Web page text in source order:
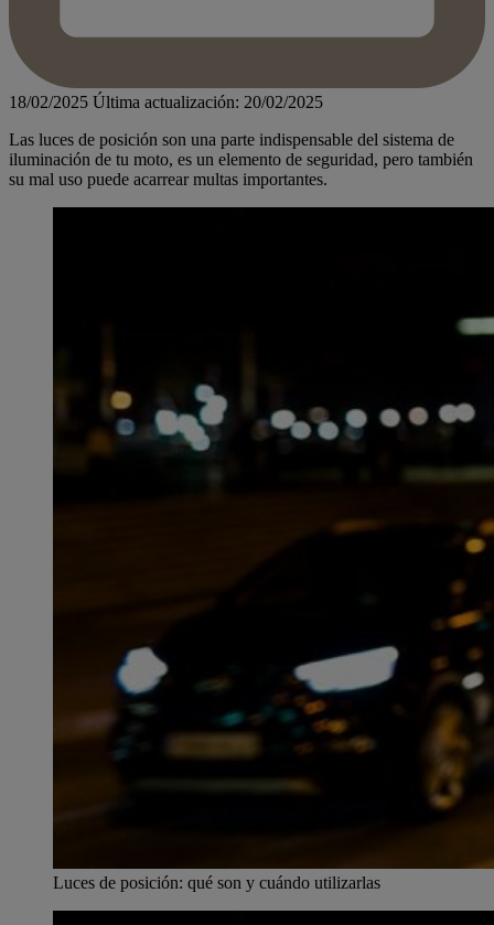
18/02/2025 Última actualización: 20/02/2025
Las luces de posición son una parte indispensable del sistema de
iluminación de tu moto, es un elemento de seguridad, pero también
su mal uso puede acarrear multas importantes.
Luces de posición: qué son y cuándo utilizarlas